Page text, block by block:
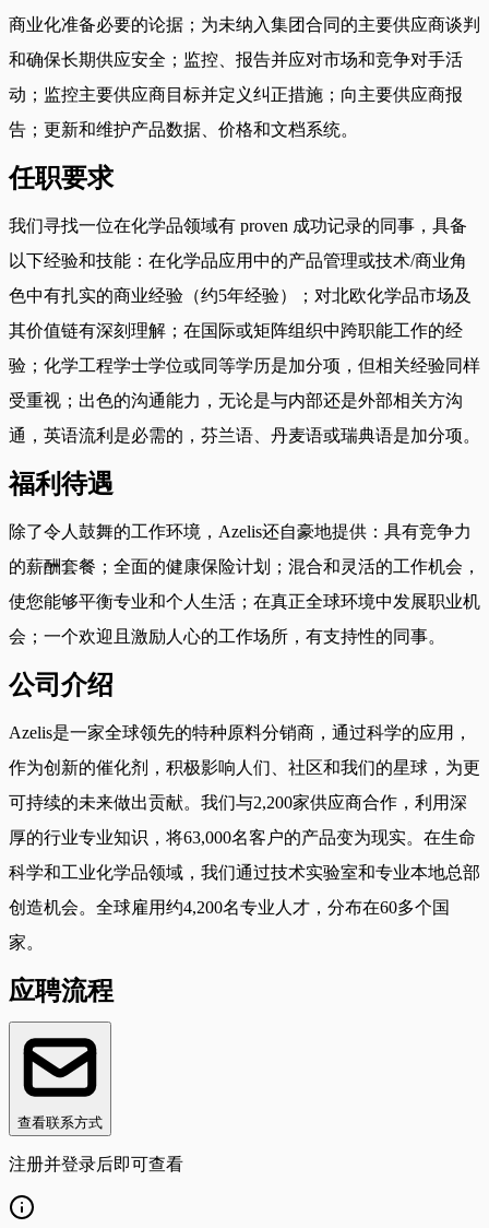
商业化准备必要的论据；为未纳入集团合同的主要供应商谈判
和确保长期供应安全；监控、报告并应对市场和竞争对手活
动；监控主要供应商目标并定义纠正措施；向主要供应商报
告；更新和维护产品数据、价格和文档系统。
任职要求
我们寻找一位在化学品领域有 proven 成功记录的同事，具备
以下经验和技能：在化学品应用中的产品管理或技术/商业角
色中有扎实的商业经验（约5年经验）；对北欧化学品市场及
其价值链有深刻理解；在国际或矩阵组织中跨职能工作的经
验；化学工程学士学位或同等学历是加分项，但相关经验同样
受重视；出色的沟通能力，无论是与内部还是外部相关方沟
通，英语流利是必需的，芬兰语、丹麦语或瑞典语是加分项。
福利待遇
除了令人鼓舞的工作环境，Azelis还自豪地提供：具有竞争力
的薪酬套餐；全面的健康保险计划；混合和灵活的工作机会，
使您能够平衡专业和个人生活；在真正全球环境中发展职业机
会；一个欢迎且激励人心的工作场所，有支持性的同事。
公司介绍
Azelis是一家全球领先的特种原料分销商，通过科学的应用，
作为创新的催化剂，积极影响人们、社区和我们的星球，为更
可持续的未来做出贡献。我们与2,200家供应商合作，利用深
厚的行业专业知识，将63,000名客户的产品变为现实。在生命
科学和工业化学品领域，我们通过技术实验室和专业本地总部
创造机会。全球雇用约4,200名专业人才，分布在60多个国
家。
应聘流程
查看联系方式
注册并登录后即可查看